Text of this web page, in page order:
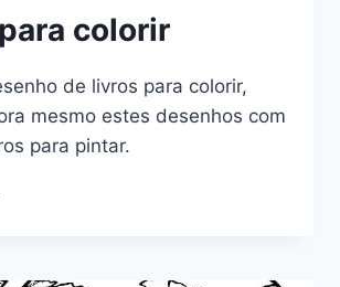
colorir
de livros para colorir,
mesmo estes desenhos com
para pintar.